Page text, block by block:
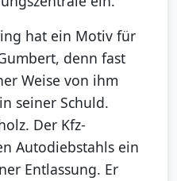
hat ein Motiv für
denn fast
Weise von ihm
seiner Schuld.
Der Kfz-
Autodiebstahls ein
Entlassung. Er